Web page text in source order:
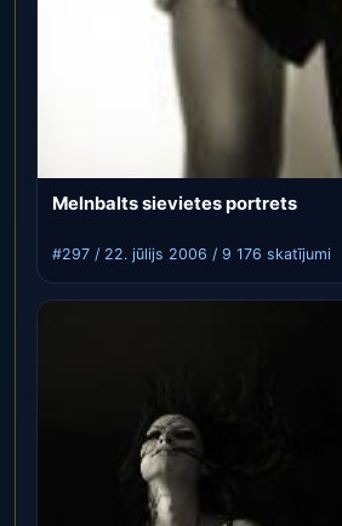
Melnbalts sievietes portrets
#297 / 22. jūlijs 2006 / 9 176 skatījumi